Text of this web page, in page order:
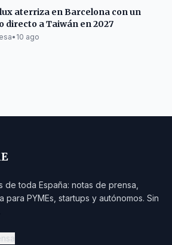
aterriza en Barcelona con un
directo a Taiwán en 2027
• 10 ago
de toda España: notas de prensa,
PYMEs, startups y autónomos. Sin